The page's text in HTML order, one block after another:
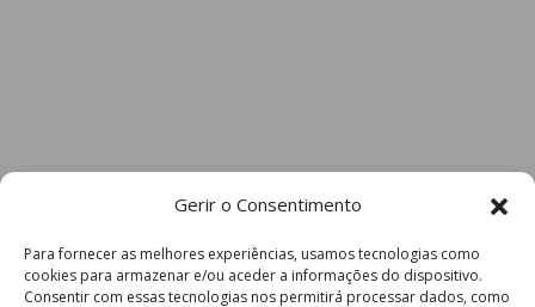
Gerir o Consentimento
Para fornecer as melhores experiências, usamos tecnologias como
cookies para armazenar e/ou aceder a informações do dispositivo.
Consentir com essas tecnologias nos permitirá processar dados, como